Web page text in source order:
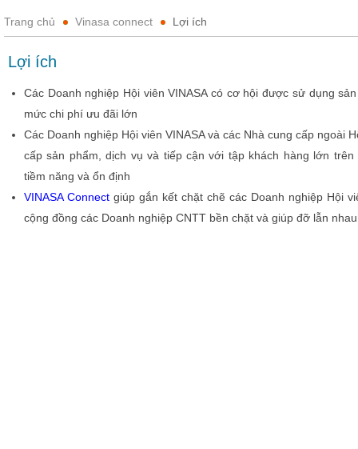
Trang chủ Vinasa connect Lợi ích
Lợi ích
Các Doanh nghiệp Hội viên VINASA có cơ hội được sử dụng
mức chi phí ưu đãi lớn
Các Doanh nghiệp Hội viên VINASA và các Nhà cung cấp ngoài
cấp sản phẩm, dịch vụ và tiếp cận với tập khách hàng lớn
tiềm năng và ổn định
VINASA Connect giúp gắn kết chặt chẽ các Doanh nghiệp Hội
cộng đồng các Doanh nghiệp CNTT bền chặt và giúp đỡ lẫn